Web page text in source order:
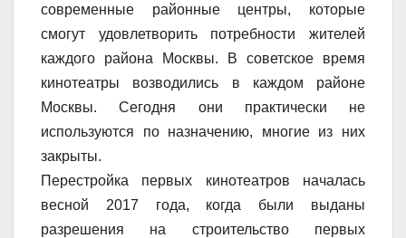
современные районные центры, которые
смогут удовлетворить потребности жителей
каждого района Москвы. В советское время
кинотеатры возводились в каждом районе
Москвы. Сегодня они практически не
используются по назначению, многие из них
закрыты.
Перестройка первых кинотеатров началась
весной 2017 года, когда были выданы
разрешения на строительство первых